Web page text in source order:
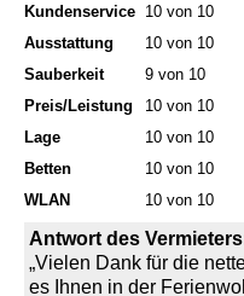
Kundenservice 10 von 10
Ausstattung
10 von 10
Sauberkeit
9 von 10
Preis/Leistung
10 von 10
Lage
10 von 10
Betten
10 von 10
WLAN
10 von 10
Antwort des
„Vielen Dank für die
es Ihnen in der